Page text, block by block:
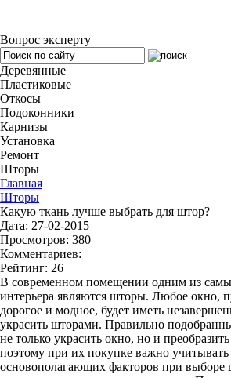
Вопрос эксперту
Деревянные
Пластиковые
Откосы
Подоконники
Карнизы
Установка
Ремонт
Шторы
Главная
Шторы
Какую ткань лучше выбрать для штор?
Дата: 27-02-2015
Просмотров: 380
Комментариев:
Рейтинг: 26
В современном помещении одним из
интерьера являются шторы. Любое окно,
дорогое и модное, будет иметь
украсить шторами. Правильно
не только украсить окно, но и
поэтому при их покупке важно
основополагающих факторов при выборе